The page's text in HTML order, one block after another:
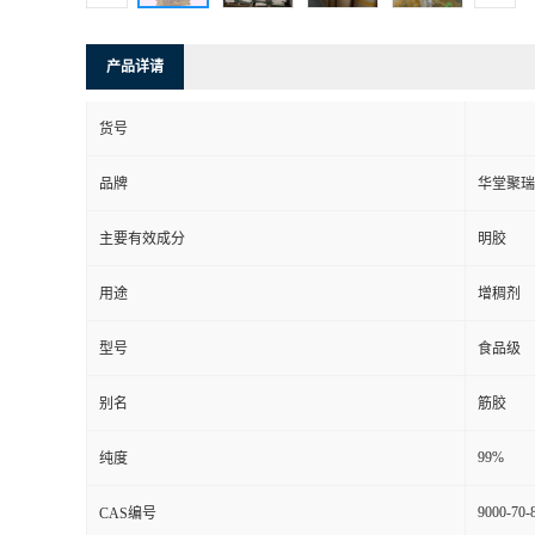
产品详请
货号
品牌 华堂聚瑞
主要有效成分 明胶
用途 增稠剂
型号 食品级
别名 筋胶
纯度 99%
CAS编号 9000-70-